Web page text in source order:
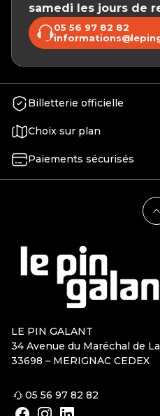
samedi les jours de
05 56 97 82 82
Billetterie officielle
Choix sur plan
Paiements sécurisés
LE PIN GALANT
34 Avenue du Maréchal de
33698 – MERIGNAC CEDEX
05 56 97 82 82